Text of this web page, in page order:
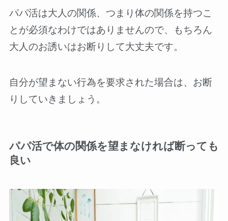
パパ活は大人の関係、つまり体の関係を持つこ
とが必須なわけではありませんので、もちろん
大人のお誘いはお断りして大丈夫です。
自分が望まない行為を要求された場合は、お断
りしていきましょう。
パパ活で体の関係を望まなければ断っても
良い